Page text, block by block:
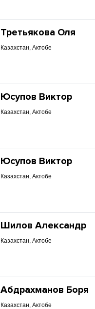
Третьякова Оля
Казахстан, Актобе
Юсупов Виктор
Казахстан, Актобе
Юсупов Виктор
Казахстан, Актобе
Шилов Александр
Казахстан, Актобе
Абдрахманов Боря
Казахстан, Актобе